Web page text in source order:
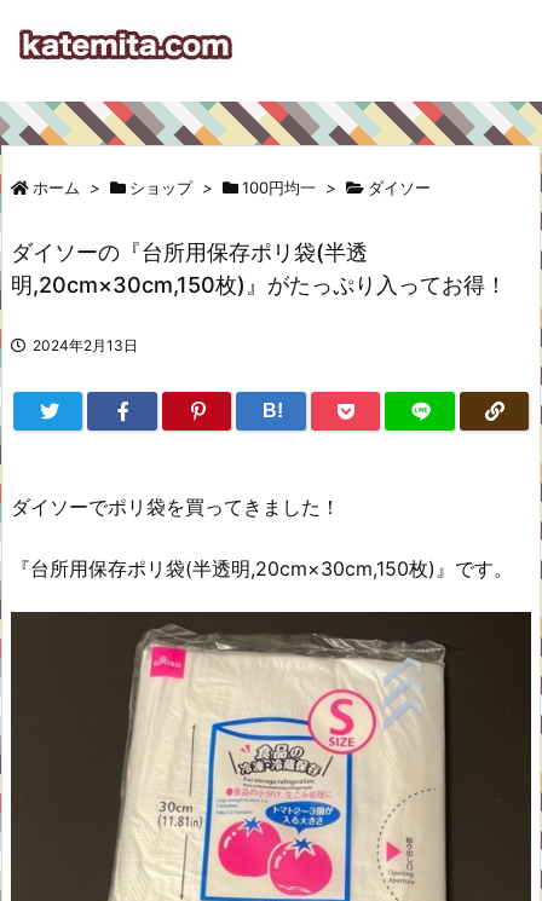
ホーム > ショップ > 100円均一 > ダイソー
ダイソーの『台所用保存ポリ袋(半透
明,20cm×30cm,150枚)』がたっぷり入ってお得！
2024年2月13日
B!
ダイソーでポリ袋を買ってきました！
『台所用保存ポリ袋(半透明,20cm×30cm,150枚)』です。